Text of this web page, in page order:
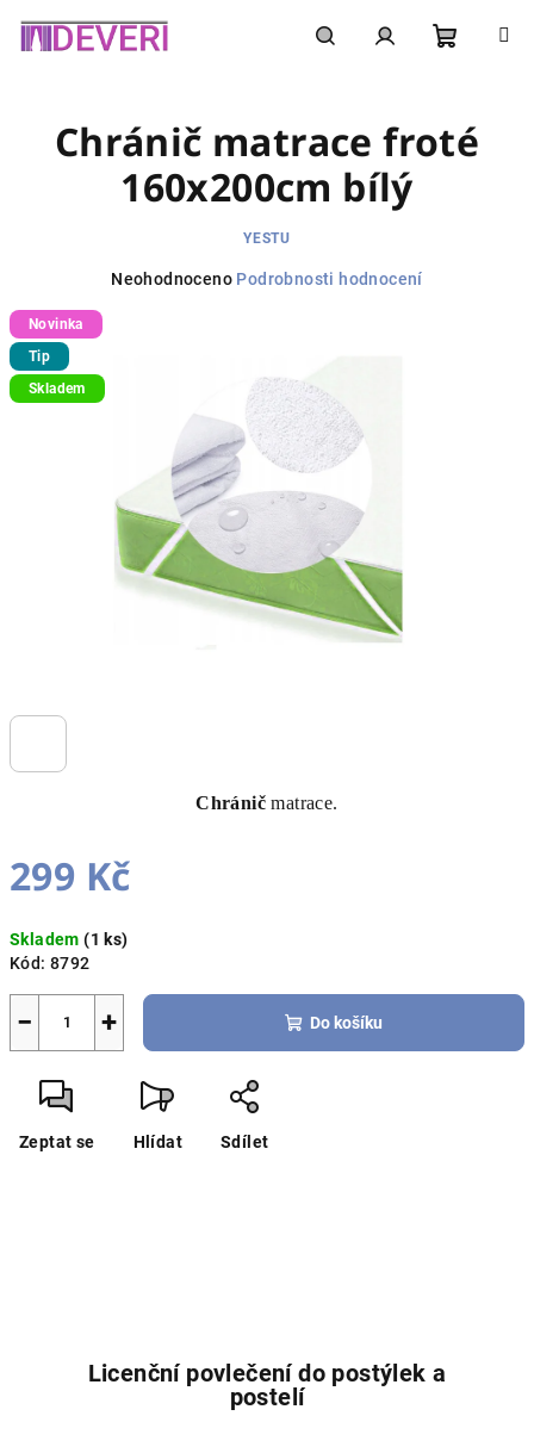
košík
Chránič matrace.
299 Kč
cena:
Skladem(1 ks)
Kód: 8792
+
− Do košíku
Zeptat se Hlídat Sdílet
Chránič matrace froté
160x200cm bílý
YESTU
Průměrné
Neohodnoceno Podrobnosti hodnocení
Novinka
Tip
Skladem
Licenční povlečení do postýlek a
postelí